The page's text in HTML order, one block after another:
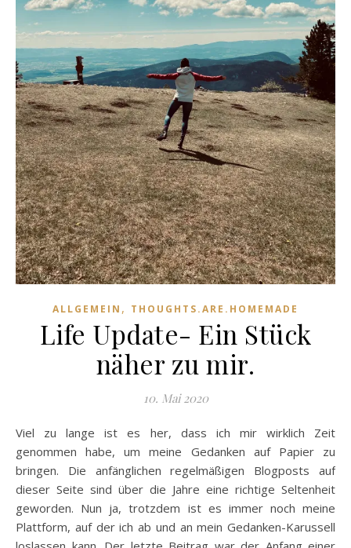
ALLGEMEIN , THOUGHTS.ARE.HOMEMADE
Life Update- Ein Stück
näher zu mir.
10. Mai 2020
Viel zu lange ist es her, dass ich mir wirklich Zeit
genommen habe, um meine Gedanken auf Papier zu
bringen. Die anfänglichen regelmäßigen Blogposts auf
dieser Seite sind über die Jahre eine richtige Seltenheit
geworden. Nun ja, trotzdem ist es immer noch meine
Plattform, auf der ich ab und an mein Gedanken-Karussell